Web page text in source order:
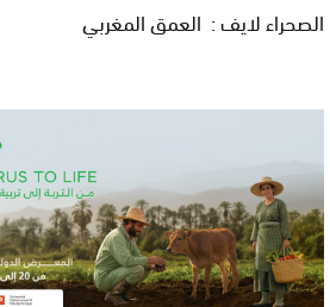
الصحراء لايف : العمق المغربي